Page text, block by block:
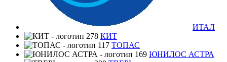
ИТАЛ
КИТ
ТОПАС
ЮНИЛОС АСТРА